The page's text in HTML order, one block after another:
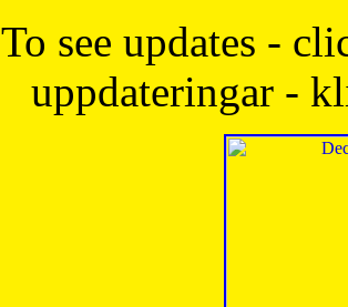
To see updates -
uppdateringar -